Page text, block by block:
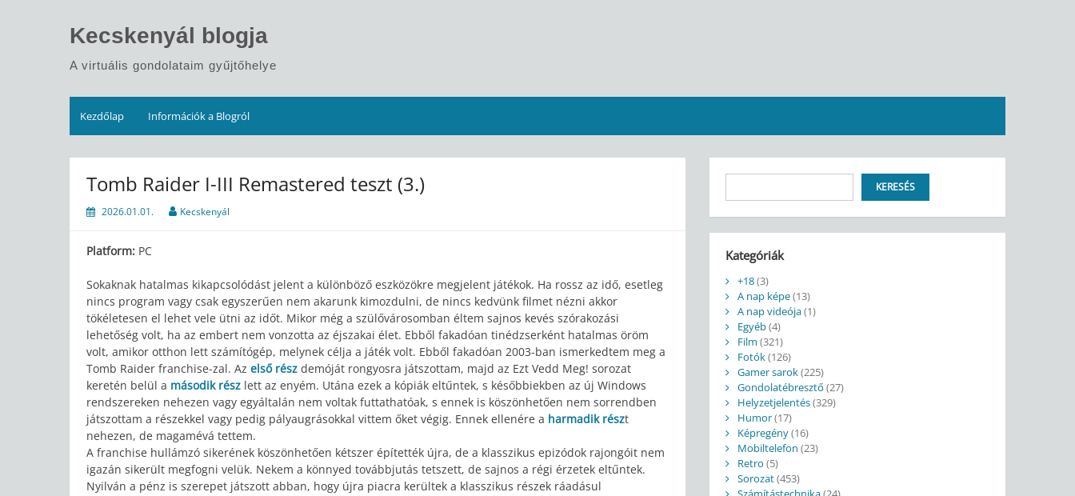
Kecskenyál blogja
A virtuális gondolataim gyűjtőhelye
Kezdőlap Információk a Blogról
Tomb Raider I-III Remastered teszt (3.)
2026.01.01. Kecskenyál
Platform: PC
Sokaknak hatalmas kikapcsolódást jelent a különböző eszközökre megjelent játékok. Ha rossz az idő, esetleg
nincs program vagy csak egyszerűen nem akarunk kimozdulni, de nincs kedvünk filmet nézni akkor
tökéletesen el lehet vele ütni az időt. Mikor még a szülővárosomban éltem sajnos kevés szórakozási
lehetőség volt, ha az embert nem vonzotta az éjszakai élet. Ebből fakadóan tinédzserként hatalmas öröm
volt, amikor otthon lett számítógép, melynek célja a játék volt. Ebből fakadóan 2003-ban ismerkedtem meg a
Tomb Raider franchise-zal. Az első rész demóját rongyosra játszottam, majd az Ezt Vedd Meg! sorozat
keretén belül a második rész lett az enyém. Utána ezek a kópiák eltűntek, s későbbiekben az új Windows
rendszereken nehezen vagy egyáltalán nem voltak futtathatóak, s ennek is köszönhetően nem sorrendben
játszottam a részekkel vagy pedig pályaugrásokkal vittem őket végig. Ennek ellenére a harmadik részt
nehezen, de magamévá tettem.
A franchise hullámzó sikerének köszönhetően kétszer építették újra, de a klasszikus epizódok rajongóit nem
igazán sikerült megfogni velük. Nekem a könnyed továbbjutás tetszett, de sajnos a régi érzetek eltűntek.
Nyilván a pénz is szerepet játszott abban, hogy újra piacra kerültek a klasszikus részek ráadásul
KERESÉS
Kategóriák
+18(3)
A nap képe(13)
A nap videója(1)
Egyéb(4)
Film (321)
Fotók(126)
Gamer sarok(225)
Gondolatébresztő (27)
Helyzetjelentés(329)
Humor(17)
Képregény(16)
Mobiltelefon (23)
Retro (5)
Sorozat(453)